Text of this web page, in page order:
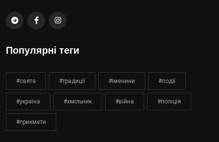
Популярні теги
#свята #традиції #іменини #події
#україна #хмільник #війна #поліція
#прикмети